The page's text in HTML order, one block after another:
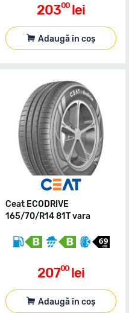
20300 lei
Adaugă în coș
Ceat ECODRIVE
165/70/R14 81T vara
20700 lei
Adaugă în coș